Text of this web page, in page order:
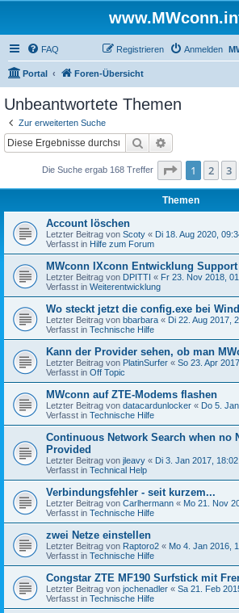
FAQ Anmelden
Registrieren
Portal Foren-Übersicht
Unbeantwortete Themen
Zur erweiterten Suche
Suche
Die Suche ergab 168 Treffer Seite 1von
1 2 3
Themen
Account löschen
Letzter Beitrag von Scoty « Di 18. Aug 2020,
Verfasst in Hilfe zum Forum
MWconn IXconn Entwicklung
Letzter Beitrag von DPITTI « Fr 23. Nov 2018,
Verfasst in Weiterentwicklung
Wo steckt jetzt die config.exe bei
Letzter Beitrag von bbarbara « Di 22. Aug 2017,
Verfasst in Technische Hilfe
Kann der Provider sehen, ob man
Letzter Beitrag von PlatinSurfer « So 23. Apr
Verfasst in Off Topic
MWconn auf ZTE-Modems flashen
Letzter Beitrag von datacardunlocker « Do 5.
Verfasst in Technische Hilfe
Continuous Network Search when no
Provided
Letzter Beitrag von jleavy « Di 3. Jan 2017, 18:02
Verfasst in Technical Help
Verbindungsfehler - seit kurzem...
Letzter Beitrag von Carlhermann « Mo 21. Nov
Verfasst in Technische Hilfe
zwei Netze einstellen
Letzter Beitrag von Raptoro2 « Mo 4. Jan 2016,
Verfasst in Technische Hilfe
Congstar ZTE MF190 Surfstick mit
Letzter Beitrag von jochenadler « Sa 21. Feb
Verfasst in Technische Hilfe